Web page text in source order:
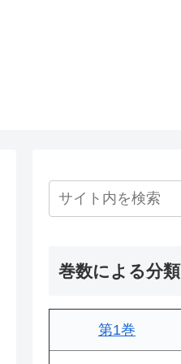
巻数による分類
第1巻